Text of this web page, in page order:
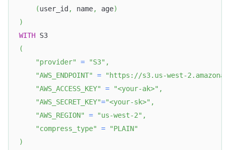
(user_id , name, age)
)
WITH S3
(
"provider"
= "S3" ,
"AWS_ENDPOINT"
=
"https://s3.us-west-
"AWS_ACCESS_KEY"
= "<your-ak>" ,
"AWS_SECRET_KEY"="<your-sk>" ,
"AWS_REGION"
= "us-west-2" ,
"compress_type"
=
"PLAIN"
)